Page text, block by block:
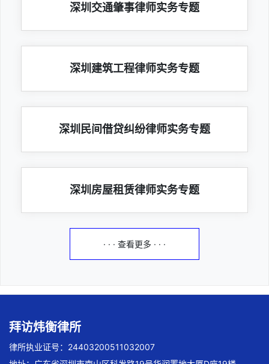
深圳交通肇事律师实务专题
深圳建筑工程律师实务专题
深圳民间借贷纠纷律师实务专题
深圳房屋租赁律师实务专题
· · · 查看更多 · · ·
拜访炜衡律所
律所执业证号：24403200511032007